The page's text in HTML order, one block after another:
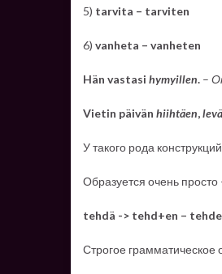
5) tarvita – tarviten
6) vanheta – vanheten
Hän vastasi hymyillen. –
Vietin päivän hiihtäen,
У такого рода
Образуется очень
tehdä -> tehd+en –
Строгое грамматическое